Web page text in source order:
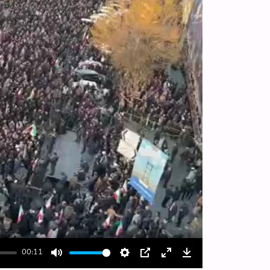
00:11
Mute Settings
PIP EnterDownload